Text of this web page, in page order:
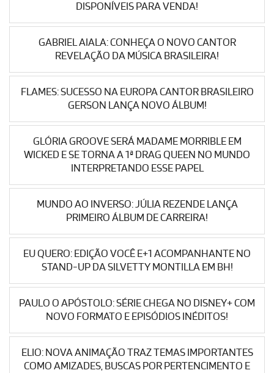
DISPONÍVEIS PARA VENDA!
GABRIEL AIALA: CONHEÇA O NOVO CANTOR
REVELAÇÃO DA MÚSICA BRASILEIRA!
FLAMES: SUCESSO NA EUROPA CANTOR BRASILEIRO
GERSON LANÇA NOVO ÁLBUM!
GLÓRIA GROOVE SERÁ MADAME MORRIBLE EM
WICKED E SE TORNA A 1ª DRAG QUEEN NO MUNDO
INTERPRETANDO ESSE PAPEL
MUNDO AO INVERSO: JÚLIA REZENDE LANÇA
PRIMEIRO ÁLBUM DE CARREIRA!
EU QUERO: EDIÇÃO VOCÊ E+1 ACOMPANHANTE NO
STAND-UP DA SILVETTY MONTILLA EM BH!
PAULO O APÓSTOLO: SÉRIE CHEGA NO DISNEY+ COM
NOVO FORMATO E EPISÓDIOS INÉDITOS!
ELIO: NOVA ANIMAÇÃO TRAZ TEMAS IMPORTANTES
COMO AMIZADES, BUSCAS POR PERTENCIMENTO E